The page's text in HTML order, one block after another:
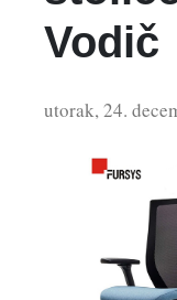
Vodič
utorak, 24.